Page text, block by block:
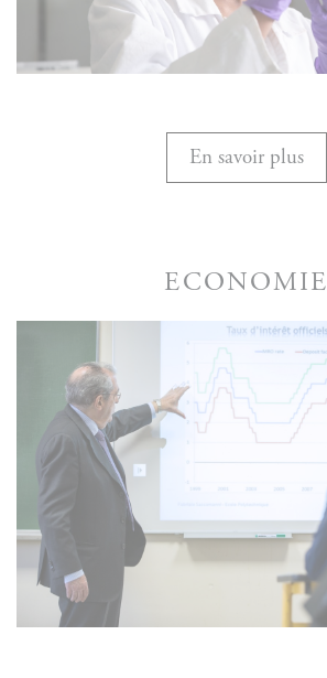
En savoir plus
ECONOMIE